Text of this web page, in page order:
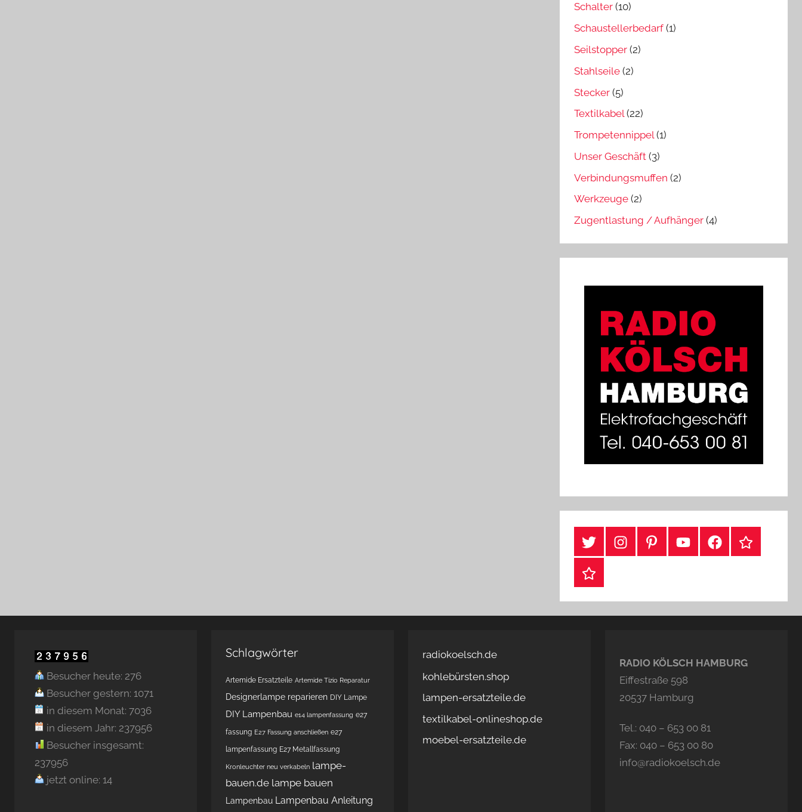
Schalter (10)
Schaustellerbedarf (1)
Seilstopper (2)
Stahlseile (2)
Stecker (5)
Textilkabel(22)
Trompetennippel(1)
Unser Geschäft (3)
Verbindungsmuffen (2)
Werkzeuge (2)
Zugentlastung / Aufhänger (4)
#TwitterInstagramPinterestYouTubeFacebook
TikTok
Webshop
Besucher heute: 276
Besucher gestern: 1071
in diesem Monat: 7036
in diesem Jahr: 237956
Besucher insgesamt:
237956
jetzt online: 14
Schlagwörter
Artemide Ersatzteile Artemide Tizio Reparatur
Designerlampe reparieren DIY Lampe
DIY Lampenbau e14 lampenfassung e27
fassung E27 Fassung anschließen e27
lampenfassung E27 Metallfassung
Kronleuchter neu verkabeln lampe-
bauen.de lampe bauen
Lampenbau Lampenbau Anleitung
radiokoelsch.de
kohlebürsten.shop
lampen-ersatzteile.de
textilkabel-onlineshop.de
moebel-ersatzteile.de
RADIO KÖLSCH HAMBURG
Eiffestraße 598
20537 Hamburg
Tel.: 040 – 653 00 81
Fax: 040 – 653 00 80
info@radiokoelsch.de